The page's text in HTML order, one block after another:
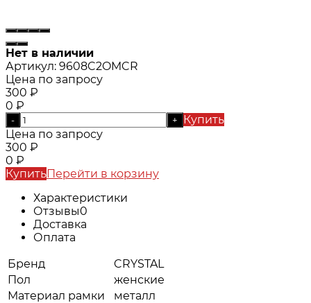
Нет в наличии
Артикул: 9608C2OMCR
Цена по запросу
300 ₽
0 ₽
- +
Купить
Цена по запросу
300 ₽
0 ₽
КупитьПерейти в корзину
Характеристики
Отзывы0
Доставка
Оплата
Бренд
CRYSTAL
Пол
женские
Материал рамки
металл